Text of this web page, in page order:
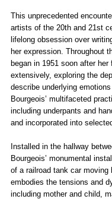
This unprecedented
artists of the 20th and 21st
lifelong obsession over
her expression. Throughout
began in 1951 soon after her
extensively, exploring the
describe underlying
Bourgeois’ multifaceted
including underpants and
and incorporated into
Installed in the hallway
Bourgeois’ monumental
of a railroad tank car moving
embodies the tensions and
including mother and child,